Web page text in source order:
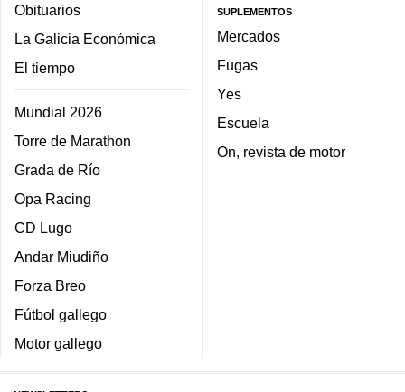
Obituarios
La Galicia Económica
El tiempo
Mundial 2026
Torre de Marathon
Grada de Río
Opa Racing
CD Lugo
Andar Miudiño
Forza Breo
Fútbol gallego
Motor gallego
SUPLEMENTOS
Mercados
Fugas
Yes
Escuela
On, revista de motor